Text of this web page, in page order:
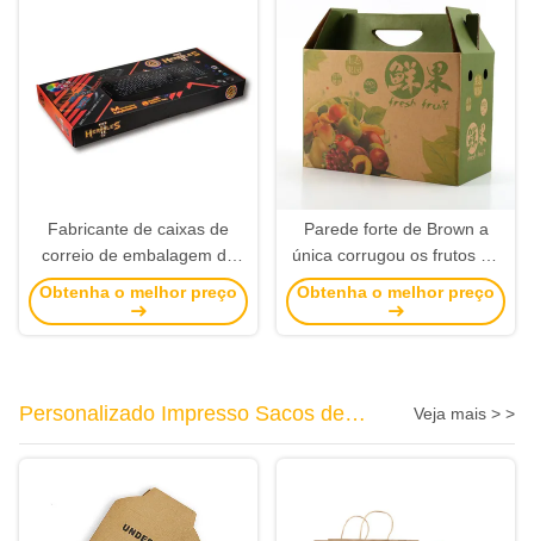
Fabricante de caixas de
correio de embalagem de
teclado de papelão ondulado
personalizado F-Flute
Obtenha o melhor preço
Parede forte de Brown a
única corrugou os frutos da
caixa que empacotam com
impressão da arte finala
Obtenha o melhor preço
Personalizado Impresso Sacos de
papel
Veja mais > >